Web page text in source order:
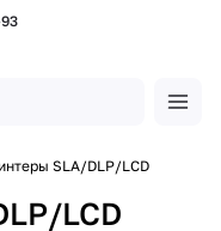
SLA/DLP/LCD
LCD